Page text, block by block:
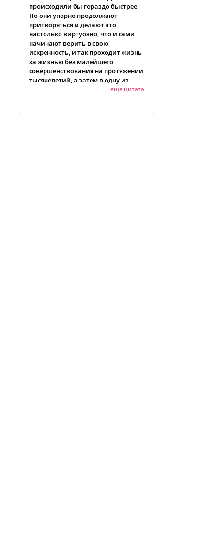
происходили бы гораздо быстрее.
Но они упорно продолжают
притворяться и делают это
настолько виртуозно, что и сами
начинают верить в свою
искренность, и так проходит жизнь
за жизнью без малейшего
совершенствования на протяжении
тысячелетий, а затем в одну из
жизней они вдруг начинают
продвигаются вперед гигантскими
еще цитата